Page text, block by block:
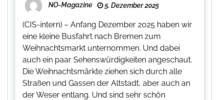
NO-Magazine 5. Dezember 2025
(CIS-intern) – Anfang Dezember 2025 haben wir
eine kleine Busfahrt nach Bremen zum
Weihnachtsmarkt unternommen. Und dabei
auch ein paar Sehenswürdigkeiten angeschaut.
Die Weihnachtsmärkte ziehen sich durch alle
Straßen und Gassen der Altstadt, aber auch an
der Weser entlang. Und sind sehr schön